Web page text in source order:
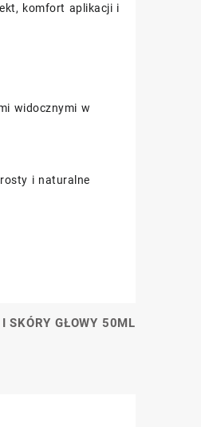
komfort aplikacji i
widocznymi w
i naturalne
SKÓRY GŁOWY 50ML